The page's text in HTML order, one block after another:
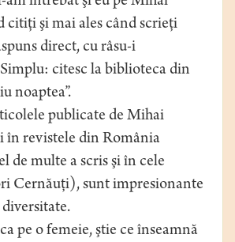
citiţi şi mai ales când scrieţi
direct, cu râsu-i
citesc la biblioteca din
noaptea”.
publicate de Mihai
în revistele din România
de multe a scris şi în cele
Cernăuţi), sunt impresionante
pe o femeie, ştie ce înseamnă